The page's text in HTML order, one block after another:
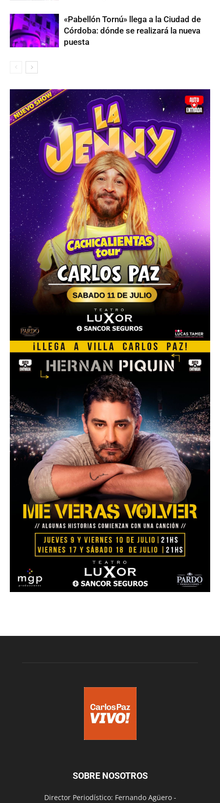
«Pabellón Tornú» llega a la Ciudad de
Córdoba: dónde se realizará la nueva
puesta
SOBRE NOSOTROS
Director Periodístico: Fernando Agüero -